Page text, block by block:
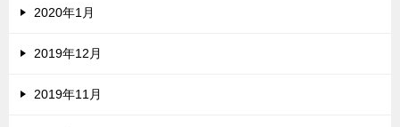
2020年1月
2019年12月
2019年11月